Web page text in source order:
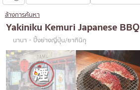
ซูชิ
ราเมง
อิซากายะ
ปิ้งย่างญี่ปุ่น/ยากินิกุ
คัตสึด้ง/ทงคัตสึ
ค้นหาตามพื้นที่
เจริญกรุง
ธนบุรี
สยาม
คอลัมน์ความรู้
บทความพิเศษ
ล้างการค้นหา
Yakiniku Kemuri Japanese BBQ
นานา・ปิ้งย่างญี่ปุ่น/ยากินิกุ